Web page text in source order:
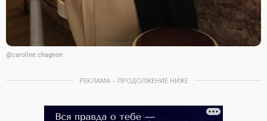
@caroline.chagnon
РЕКЛАМА – ПРОДОЛЖЕНИЕ НИЖЕ